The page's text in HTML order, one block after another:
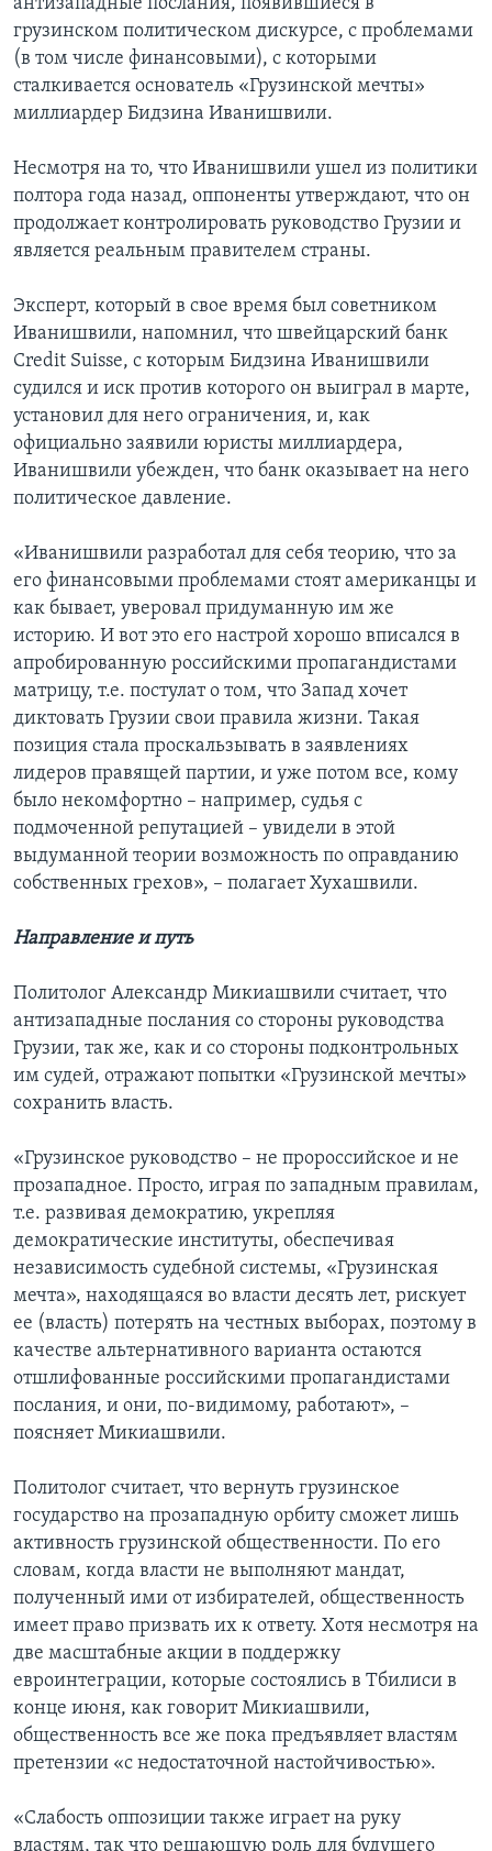
антизападные послания, появившиеся в
грузинском политическом дискурсе, с проблемами
(в том числе финансовыми), с которыми
сталкивается основатель «Грузинской мечты»
миллиардер Бидзина Иванишвили.
Несмотря на то, что Иванишвили ушел из политики
полтора года назад, оппоненты утверждают, что он
продолжает контролировать руководство Грузии и
является реальным правителем страны.
Эксперт, который в свое время был советником
Иванишвили, напомнил, что швейцарский банк
Credit Suisse, с которым Бидзина Иванишвили
судился и иск против которого он выиграл в марте,
установил для него ограничения, и, как
официально заявили юристы миллиардера,
Иванишвили убежден, что банк оказывает на него
политическое давление.
«Иванишвили разработал для себя теорию, что за
его финансовыми проблемами стоят американцы и
как бывает, уверовал придуманную им же
историю. И вот это его настрой хорошо вписался в
апробированную российскими пропагандистами
матрицу, т.е. постулат о том, что Запад хочет
диктовать Грузии свои правила жизни. Такая
позиция стала проскальзывать в заявлениях
лидеров правящей партии, и уже потом все, кому
было некомфортно – например, судья с
подмоченной репутацией – увидели в этой
выдуманной теории возможность по оправданию
собственных грехов», – полагает Хухашвили.
Направление и путь
Политолог Александр Микиашвили считает, что
антизападные послания со стороны руководства
Грузии, так же, как и со стороны подконтрольных
им судей, отражают попытки «Грузинской мечты»
сохранить власть.
«Грузинское руководство – не пророссийское и не
прозападное. Просто, играя по западным правилам,
т.е. развивая демократию, укрепляя
демократические институты, обеспечивая
независимость судебной системы, «Грузинская
мечта», находящаяся во власти десять лет, рискует
ее (власть) потерять на честных выборах, поэтому в
качестве альтернативного варианта остаются
отшлифованные российскими пропагандистами
послания, и они, по-видимому, работают», –
поясняет Микиашвили.
Политолог считает, что вернуть грузинское
государство на прозападную орбиту сможет лишь
активность грузинской общественности. По его
словам, когда власти не выполняют мандат,
полученный ими от избирателей, общественность
имеет право призвать их к ответу. Хотя несмотря на
две масштабные акции в поддержку
евроинтеграции, которые состоялись в Тбилиси в
конце июня, как говорит Микиашвили,
общественность все же пока предъявляет властям
претензии «с недостаточной настойчивостью».
«Слабость оппозиции также играет на руку
властям, так что решающую роль для будущего